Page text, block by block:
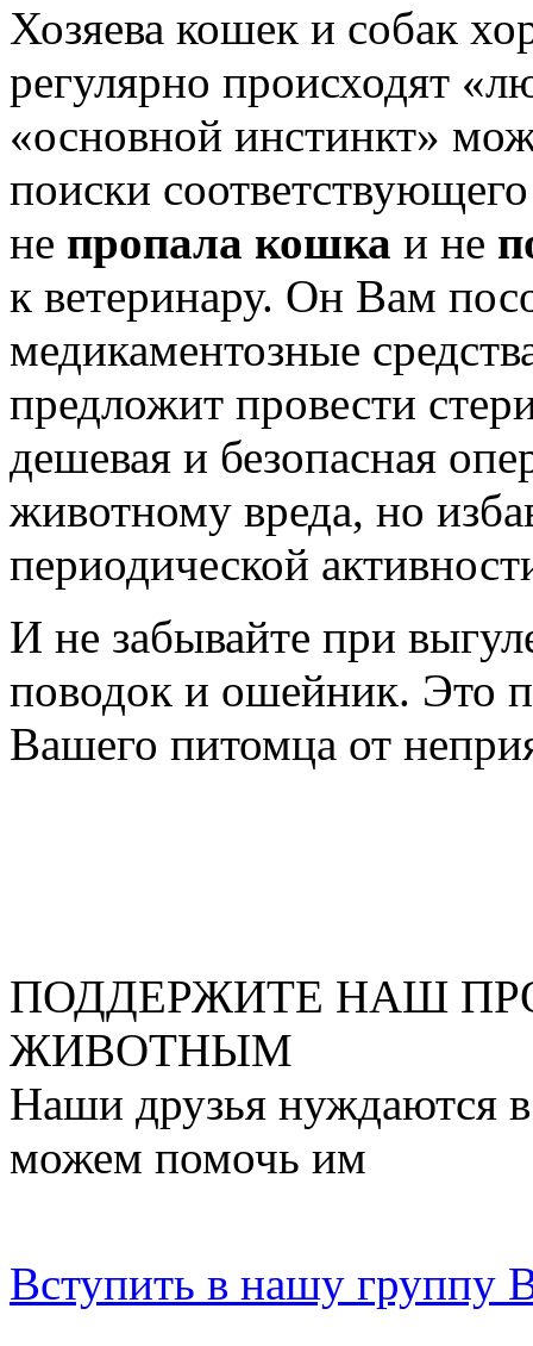
Хозяева кошек и собак
регулярно происходят
«основной инстинкт»
поиски
не пропала кошка и не
к ветеринару. Он Вам
медикаментозные
предложит провести
дешевая и безопасная
животному вреда, но
периодической
И не забывайте при
поводок и ошейник. Это
Вашего питомца от
ПОДДЕРЖИТЕ НАШ
ЖИВОТНЫМ
Наши друзья нуждаются
можем помочь им
Вступить в нашу группу